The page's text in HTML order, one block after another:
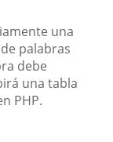
una
palabras
debe
una tabla
PHP.